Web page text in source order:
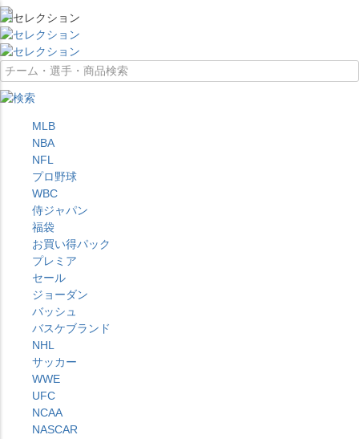
MLB
NBA
NFL
プロ野球
WBC
侍ジャパン
福袋
お買い得パック
プレミア
セール
ジョーダン
バッシュ
バスケブランド
NHL
サッカー
WWE
UFC
NCAA
NASCAR